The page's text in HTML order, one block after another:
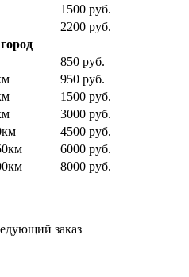
1500 руб.
2200 руб.
850 руб.
950 руб.
1500 руб.
3000 руб.
4500 руб.
6000 руб.
8000 руб.
заказ